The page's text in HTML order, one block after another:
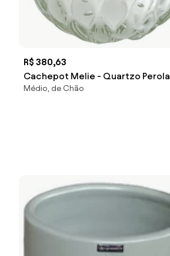
R$ 380,63
Cachepot Melie - Quartzo Perola
Quartzo Perola
Médio, de Chão